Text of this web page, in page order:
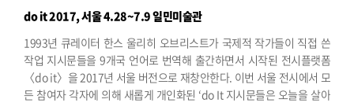
do it 2017, 서울4.28~7.9 일민미술관
1993년 큐레이터 한스 울리히 오브리스트가 국제적 작가들이 직접 쓴
작업 지시문들을 9개국 언어로 번역해 출간하면서 시작된 전시플랫폼
〈do it〉을 2017년 서울 버전으로 재창안한다. 이번 서울 전시에서 모
든 참여자 각자에 의해 새롭게 개인화된 ‘do It 지시문들은 오늘을 살아